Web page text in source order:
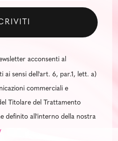
acconsenti al
sensi dell'art. 6, par.1, lett. a)
commerciali e
Titolare del Trattamento
definito all'interno della nostra